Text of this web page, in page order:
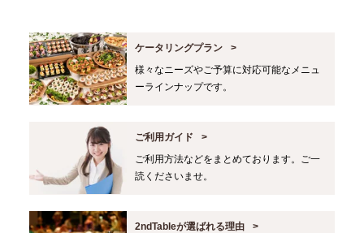
ケータリングプラン
様々なニーズやご予算に対応可能なメニュ
ーラインナップです。
ご利用ガイド
ご利用方法などをまとめております。ご一
読くださいませ。
2ndTableが選ばれる理由